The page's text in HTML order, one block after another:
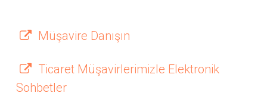
Müşavire Danışın
Ticaret Müşavirlerimizle Elektronik
Sohbetler